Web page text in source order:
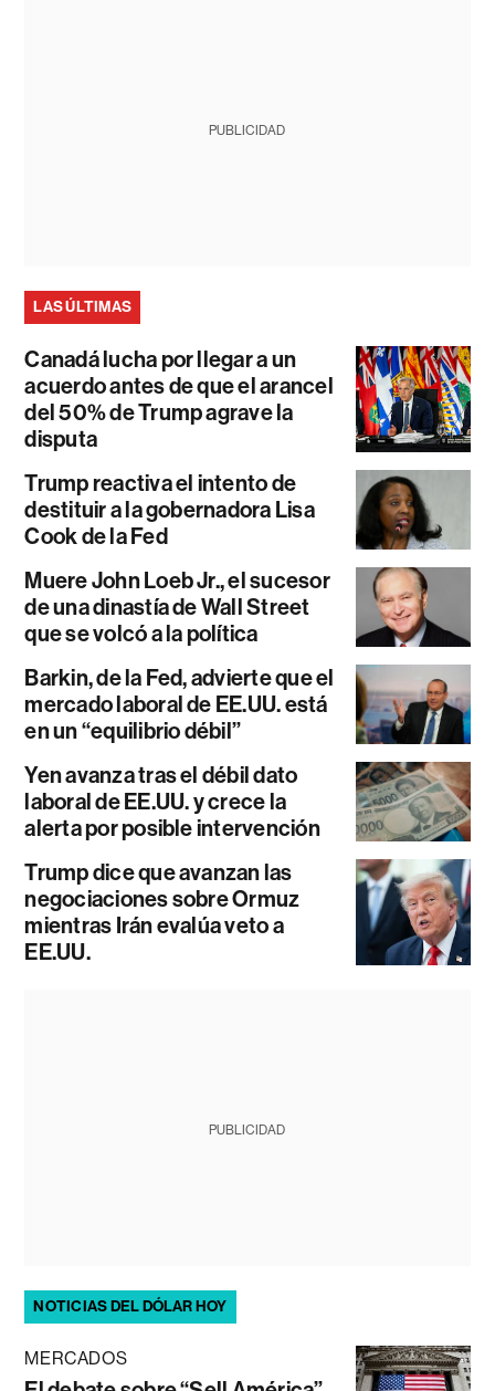
PUBLICIDAD
LAS ÚLTIMAS
Canadá lucha por llegar a un
acuerdo antes de que el arancel
del 50% de Trump agrave la
disputa
Trump reactiva el intento de
destituir a la gobernadora Lisa
Cook de la Fed
Muere John Loeb Jr., el sucesor
de una dinastía de Wall Street
que se volcó a la política
Barkin, de la Fed, advierte que el
mercado laboral de EE.UU. está
en un “equilibrio débil”
Yen avanza tras el débil dato
laboral de EE.UU. y crece la
alerta por posible intervención
Trump dice que avanzan las
negociaciones sobre Ormuz
mientras Irán evalúa veto a
EE.UU.
PUBLICIDAD
NOTICIAS DEL DÓLAR HOY
MERCADOS